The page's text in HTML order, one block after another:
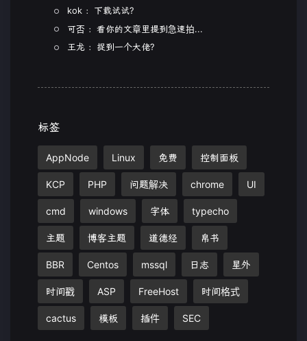
kok ：下载试试?
可否 ：看你的文章里提到急速拍...
王龙 ：捉到一个大佬?
标签
AppNode Linux 免费 控制面板
KCP PHP 问题解决 chrome UI
cmd windows 字体 typecho
主题 博客主题 道德经 帛书
BBR Centos mssql 日志 星外
时间戳 ASP FreeHost 时间格式
cactus 模板 插件 SEC